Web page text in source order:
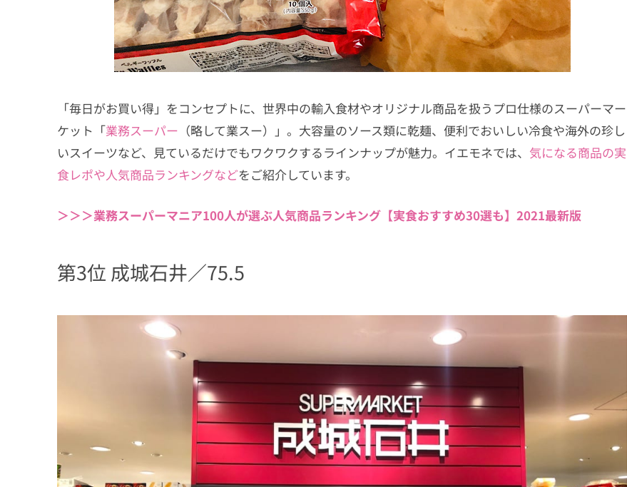
「毎日がお買い得」をコンセプトに、世界中の輸入食材やオリジナル商品を扱うプロ仕様のスーパーマー
ケット「業務スーパー （略して業スー）」。大容量のソース類に乾麺、便利でおいしい冷食や海外の珍し
いスイーツなど、見ているだけでもワクワクするラインナップが魅力。イエモネでは、 気になる商品の実
食レポや人気商品ランキングなどをご紹介しています。
＞＞＞業務スーパーマニア100人が選ぶ人気商品ランキング【実食おすすめ30選も】2021最新版
第3位 成城石井／75.5